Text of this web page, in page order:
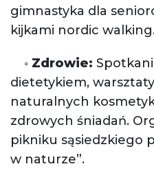
gimnastyka dla
kijkami nordic
◦ Zdrowie:
dietetykiem,
naturalnych
zdrowych śniadań.
pikniku sąsiedzkiego
w naturze”.